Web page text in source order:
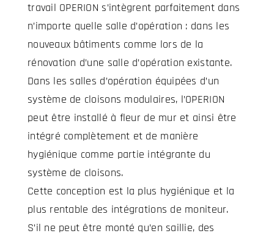
travail OPERION s’intègrent parfaitement dans
n’importe quelle salle d’opération : dans les
nouveaux bâtiments comme lors de la
rénovation d’une salle d’opération existante.
Dans les salles d’opération équipées d’un
système de cloisons modulaires, l’OPERION
peut être installé à fleur de mur et ainsi être
intégré complètement et de manière
hygiénique comme partie intégrante du
système de cloisons.
Cette conception est la plus hygiénique et la
plus rentable des intégrations de moniteur.
S’il ne peut être monté qu’en saillie, des